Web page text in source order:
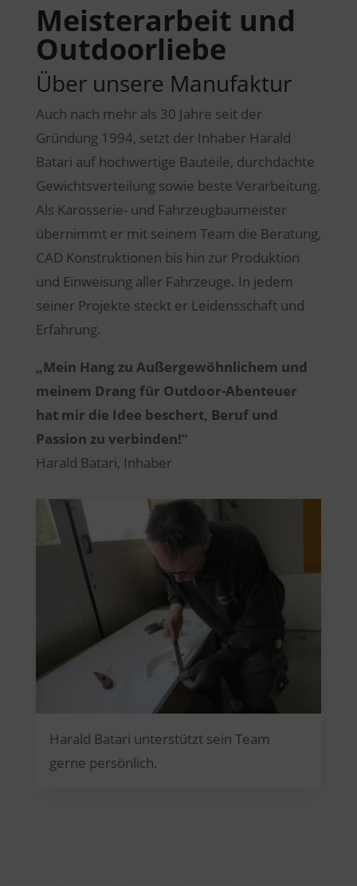
Meisterarbeit und
Outdoorliebe
Über unsere Manufaktur
Auch nach mehr als 30 Jahre seit der
Gründung 1994, setzt der Inhaber Harald
Batari auf hochwertige Bauteile, durchdachte
Gewichtsverteilung sowie beste Verarbeitung.
Als Karosserie- und Fahrzeugbaumeister
übernimmt er mit seinem Team die Beratung,
CAD Konstruktionen bis hin zur Produktion
und Einweisung aller Fahrzeuge. In jedem
seiner Projekte steckt er Leidensschaft und
Erfahrung.
„Mein Hang zu Außergewöhnlichem und
meinem Drang für Outdoor-Abenteuer
hat mir die Idee beschert, Beruf und
Passion zu verbinden!“
Harald Batari, Inhaber
Harald Batari unterstützt sein Team
gerne persönlich.